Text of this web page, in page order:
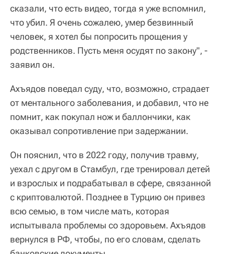
сказали, что есть видео, тогда я уже вспомнил,
что убил. Я очень сожалею, умер безвинный
человек, я хотел бы попросить прощения у
родственников. Пусть меня осудят по закону", -
заявил он.
Ахъядов поведал суду, что, возможно, страдает
от ментального заболевания, и добавил, что не
помнит, как покупал нож и баллончики, как
оказывал сопротивление при задержании.
Он пояснил, что в 2022 году, получив травму,
уехал с другом в Стамбул, где тренировал детей
и взрослых и подрабатывал в сфере, связанной
с криптовалютой. Позднее в Турцию он привез
всю семью, в том числе мать, которая
испытывала проблемы со здоровьем. Ахъядов
вернулся в РФ, чтобы, по его словам, сделать